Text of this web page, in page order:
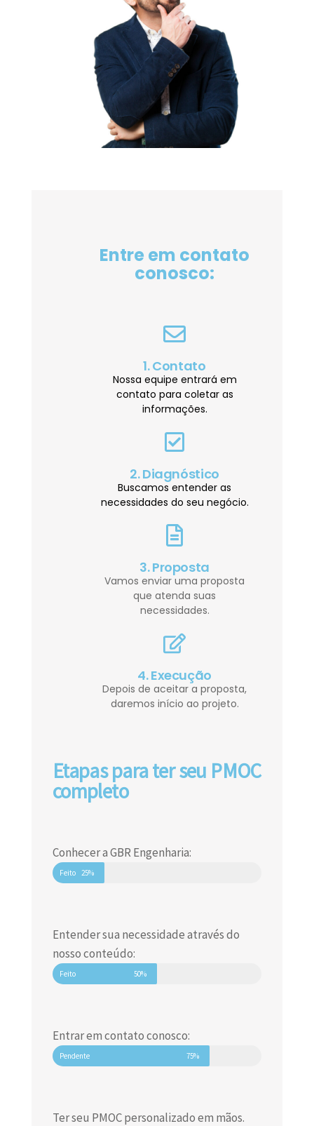
Entre em contato
conosco:
1. Contato
Nossa equipe entrará em
contato para coletar as
informações.
2. Diagnóstico
Buscamos entender as
necessidades do seu negócio.
3. Proposta
Vamos enviar uma proposta
que atenda suas
necessidades.
4. Execução
Depois de aceitar a proposta,
daremos início ao projeto.
Etapas para ter seu PMOC
completo
Conhecer a GBR Engenharia:
Feito 25%
Entender sua necessidade através do
nosso conteúdo:
Feito 50%
Entrar em contato conosco:
Pendente 75%
Ter seu PMOC personalizado em mãos.